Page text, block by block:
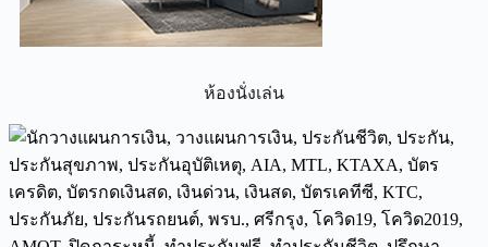
ห้องนั่งเล่น